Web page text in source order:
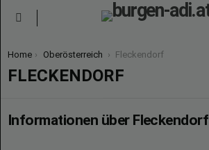
You are here:
Home Oberösterreich Fleckendorf
FLECKENDORF
Informationen über Fleckendorf